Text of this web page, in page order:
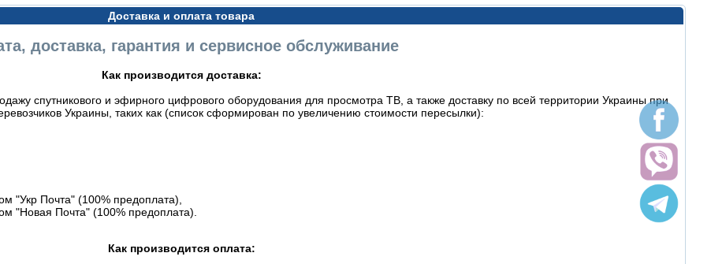
Доставка и оплата товара
доставка, гарантия и сервисное обслуживание
Как производится доставка:
спутникового и эфирного цифрового оборудования для просмотра ТВ, а также доставку по всей территории Украины при
Украины, таких как (список сформирован по увеличению стоимости пересылки):
"Укр Почта" (100% предоплата),
"Новая Почта" (100% предоплата).
Как производится оплата: